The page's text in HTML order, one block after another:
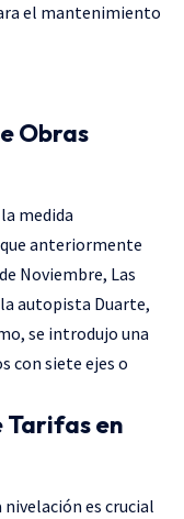
el mantenimiento
Obras
medida
anteriormente
Noviembre, Las
autopista Duarte,
se introdujo una
con siete ejes o
Tarifas en
nivelación es crucial